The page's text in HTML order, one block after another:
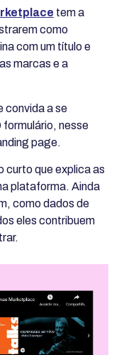
tem a
como
com um título e
marcas e a
convida a se
formulário, nesse
page.
curto que explica as
plataforma. Ainda
como dados de
eles contribuem